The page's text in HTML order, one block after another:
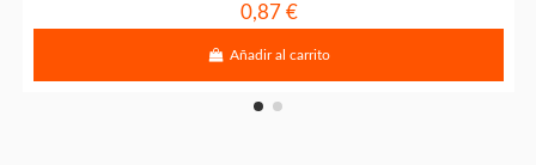
0,87 €
Añadir al carrito